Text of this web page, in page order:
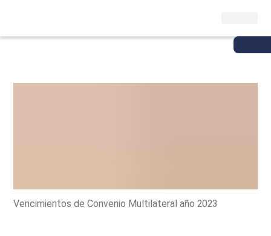
Vencimientos de Convenio Multilateral año 2023